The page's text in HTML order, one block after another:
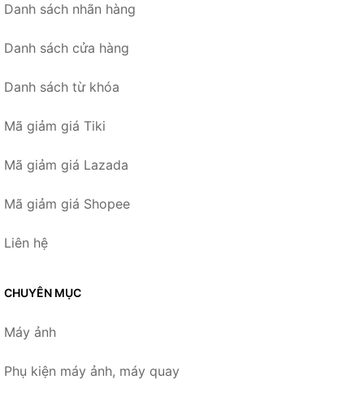
Danh sách nhãn hàng
Danh sách cửa hàng
Danh sách từ khóa
Mã giảm giá Tiki
Mã giảm giá Lazada
Mã giảm giá Shopee
Liên hệ
CHUYÊN MỤC
Máy ảnh
Phụ kiện máy ảnh, máy quay